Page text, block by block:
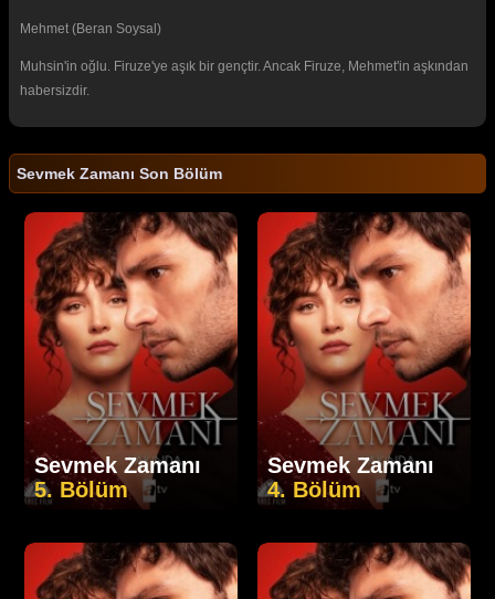
Mehmet (Beran Soysal)
Muhsin'in oğlu. Firuze'ye aşık bir gençtir. Ancak Firuze, Mehmet'in aşkından
habersizdir.
Sevmek Zamanı Son Bölüm
Sevmek Zamanı
5. Bölüm
Sevmek Zamanı
4. Bölüm